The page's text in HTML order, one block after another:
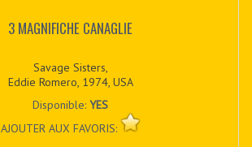
3 MAGNIFICHE CANAGLIE
Savage Sisters,
Eddie Romero, 1974, USA
Disponible:YES
AJOUTER AUX FAVORIS: